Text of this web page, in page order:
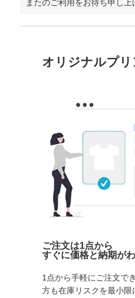
またのご利用をお待ち申し上
オリジナルプ
ご注文は1点から
すぐに価格と納期が
1点から手軽にご注文で
方も在庫リスクを最小限